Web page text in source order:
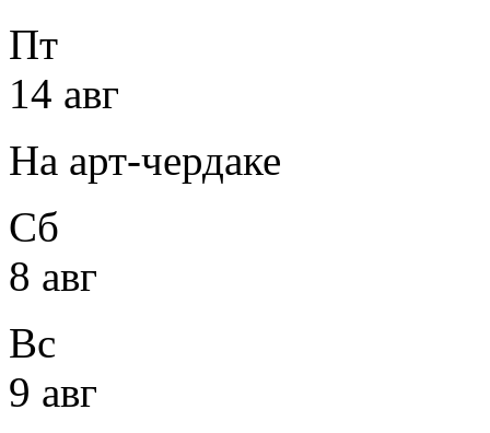
Пт
14 авг
На арт-чердаке
Сб
8 авг
Вс
9 авг